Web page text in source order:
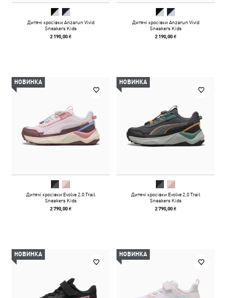
Дитячі кросівки Anzarun Vivid
Sneakers Kids
2 190,00 ₴
Дитячі кросівки Anzarun Vivid
Sneakers Kids
2 190,00 ₴
НОВИНКА
Дитячі кросівки Evolve 2.0 Trail
Sneakers Kids
2 790,00 ₴
НОВИНКА
Дитячі кросівки Evolve 2.0 Trail
Sneakers Kids
2 790,00 ₴
НОВИНКА НОВИНКА